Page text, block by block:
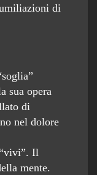
di
sua opera
di
nel dolore
Il
mente.